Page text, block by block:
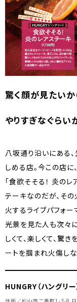
驚く顔が見たいか
やりすぎなぐらい
八坂通り沿いにある
しめる店。今この店
「食欲そそる！ 炎の
テーキなのだが、そ
火するライブパフォ
光景を見た人も次々
しくて、楽しくて、驚
ートを掴まれ火傷し
HUNGRY（ハングリー